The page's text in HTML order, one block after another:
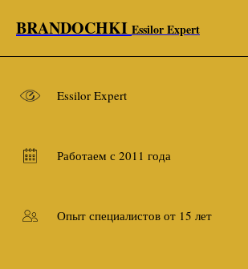
BRANDOCHKI Essilor Expert
Essilor Expert
Работаем с 2011 года
Опыт специалистов от 15 лет